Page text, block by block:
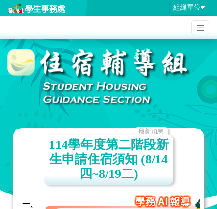
組織單位
最新消息
114學年度第二階段新
生申請住宿須知 (8/14
四~8/19二)
一、